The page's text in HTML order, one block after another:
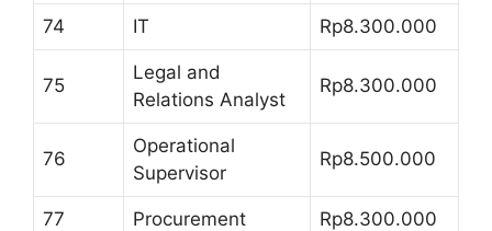
74 IT Rp8.300.000
75
Legal and
Relations Analyst
Rp8.300.000
76
Operational
Supervisor
Rp8.500.000
77 Procurement Rp8.300.000